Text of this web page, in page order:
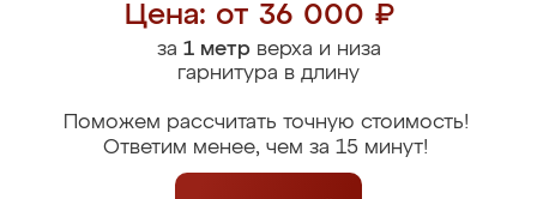
Цена: от 36 000 ₽
за 1 метрверха и низа
гарнитура в длину
Поможем рассчитать точную стоимость!
Ответим менее, чем за 15 минут!